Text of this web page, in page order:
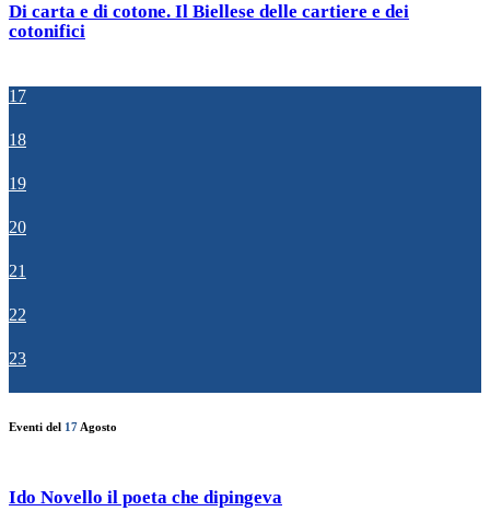
Di carta e di cotone. Il Biellese delle cartiere e dei
cotonifici
17
18
19
20
21
22
23
Eventi del 17 Agosto
Ido Novello il poeta che dipingeva